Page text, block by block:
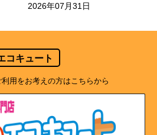
2026年07月31日
コキュート
用をお考えの方はこちらから